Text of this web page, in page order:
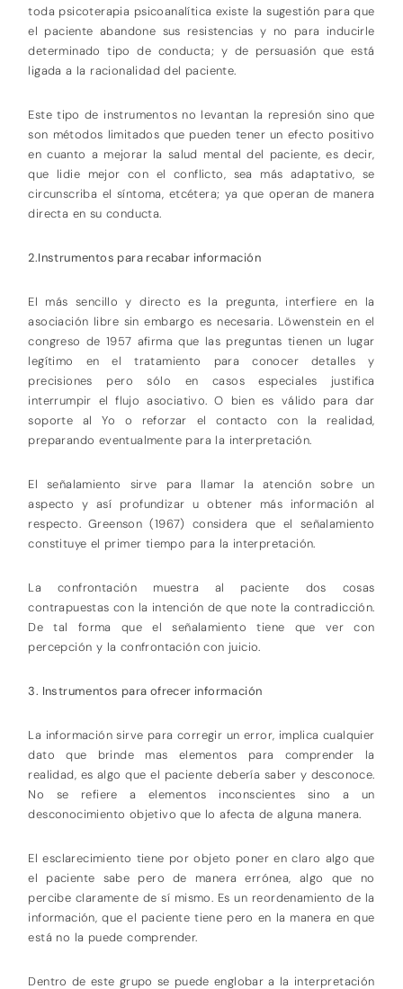
toda psicoterapia psicoanalítica existe la sugestión para que
el paciente abandone sus resistencias y no para inducirle
determinado tipo de conducta; y de persuasión que está
ligada a la racionalidad del paciente.
Este tipo de instrumentos no levantan la represión sino que
son métodos limitados que pueden tener un efecto positivo
en cuanto a mejorar la salud mental del paciente, es decir,
que lidie mejor con el conflicto, sea más adaptativo, se
circunscriba el síntoma, etcétera; ya que operan de manera
directa en su conducta.
2.Instrumentos para recabar información
El más sencillo y directo es la pregunta, interfiere en la
asociación libre sin embargo es necesaria. Löwenstein en el
congreso de 1957 afirma que las preguntas tienen un lugar
legítimo en el tratamiento para conocer detalles y
precisiones pero sólo en casos especiales justifica
interrumpir el flujo asociativo. O bien es válido para dar
soporte al Yo o reforzar el contacto con la realidad,
preparando eventualmente para la interpretación.
El señalamiento sirve para llamar la atención sobre un
aspecto y así profundizar u obtener más información al
respecto. Greenson (1967) considera que el señalamiento
constituye el primer tiempo para la interpretación.
La confrontación muestra al paciente dos cosas
contrapuestas con la intención de que note la contradicción.
De tal forma que el señalamiento tiene que ver con
percepción y la confrontación con juicio.
3. Instrumentos para ofrecer información
La información sirve para corregir un error, implica cualquier
dato que brinde mas elementos para comprender la
realidad, es algo que el paciente debería saber y desconoce.
No se refiere a elementos inconscientes sino a un
desconocimiento objetivo que lo afecta de alguna manera.
El esclarecimiento tiene por objeto poner en claro algo que
el paciente sabe pero de manera errónea, algo que no
percibe claramente de sí mismo. Es un reordenamiento de la
información, que el paciente tiene pero en la manera en que
está no la puede comprender.
Dentro de este grupo se puede englobar a la interpretación